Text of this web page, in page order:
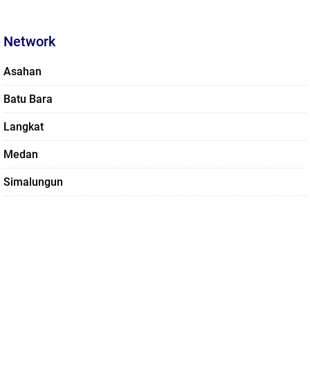
Network
Asahan
Batu Bara
Langkat
Medan
Simalungun